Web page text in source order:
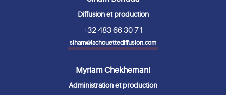
Diffusion et production
+32 483 66 30 71
siham@lachouettediffusion.com
Myriam Chekhemani
Administration et production